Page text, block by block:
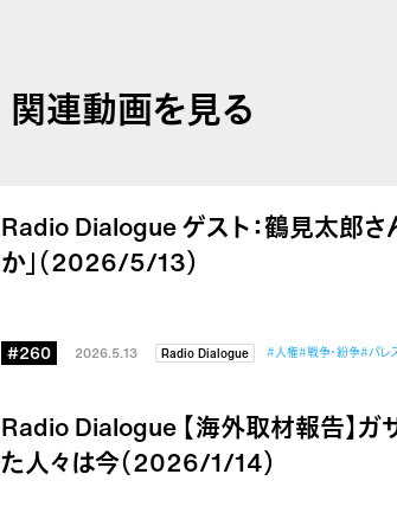
関連動画を見る
Radio Dialogue ゲスト：鶴見太郎さ
か」（2026/5/13）
#260 2026.5.13 Radio Dialogue #人権#戦争・紛争#パレ
Radio Dialogue 【海外取材報告】
た人々は今（2026/1/14）